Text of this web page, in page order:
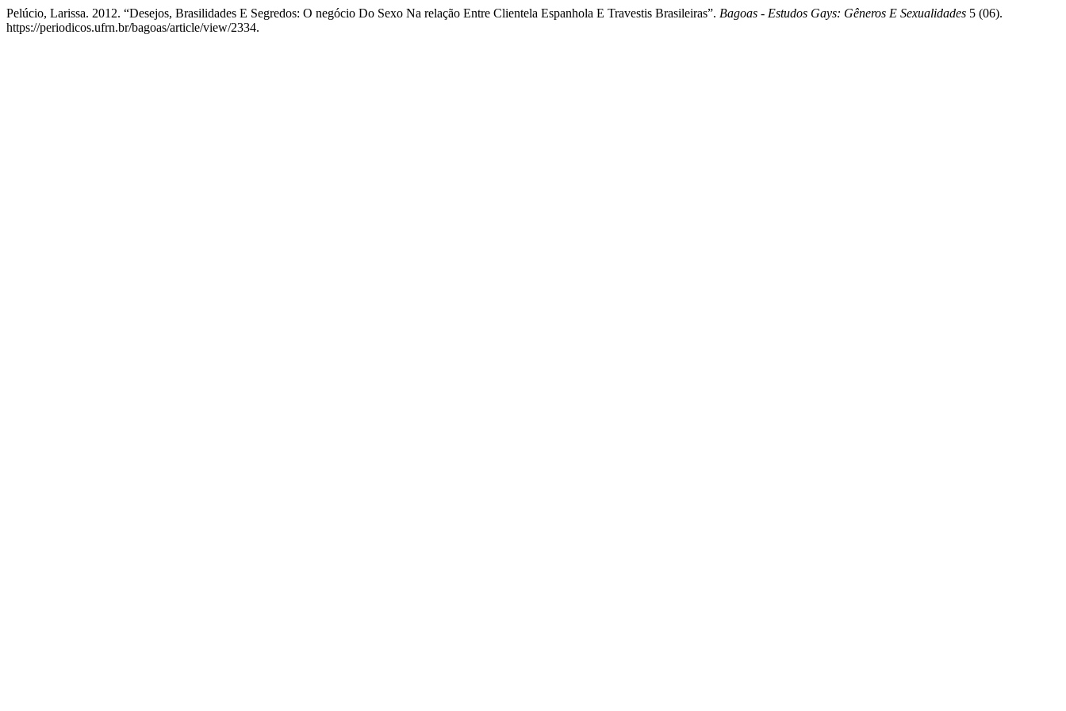
Pelúcio, Larissa. 2012. “Desejos, Brasilidades E Segredos: O negócio Do Sexo Na relação Entre Clientela Espanhola E Travestis Brasileiras”. Bagoas - Estudos Gays: Gêneros E Sexualidades 5 (06).
https://periodicos.ufrn.br/bagoas/article/view/2334.